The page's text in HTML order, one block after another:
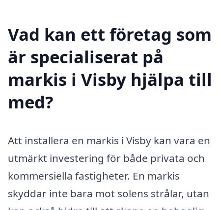
Vad kan ett företag som
är specialiserat på
markis i Visby hjälpa till
med?
Att installera en markis i Visby kan vara en
utmärkt investering för både privata och
kommersiella fastigheter. En markis
skyddar inte bara mot solens strålar, utan